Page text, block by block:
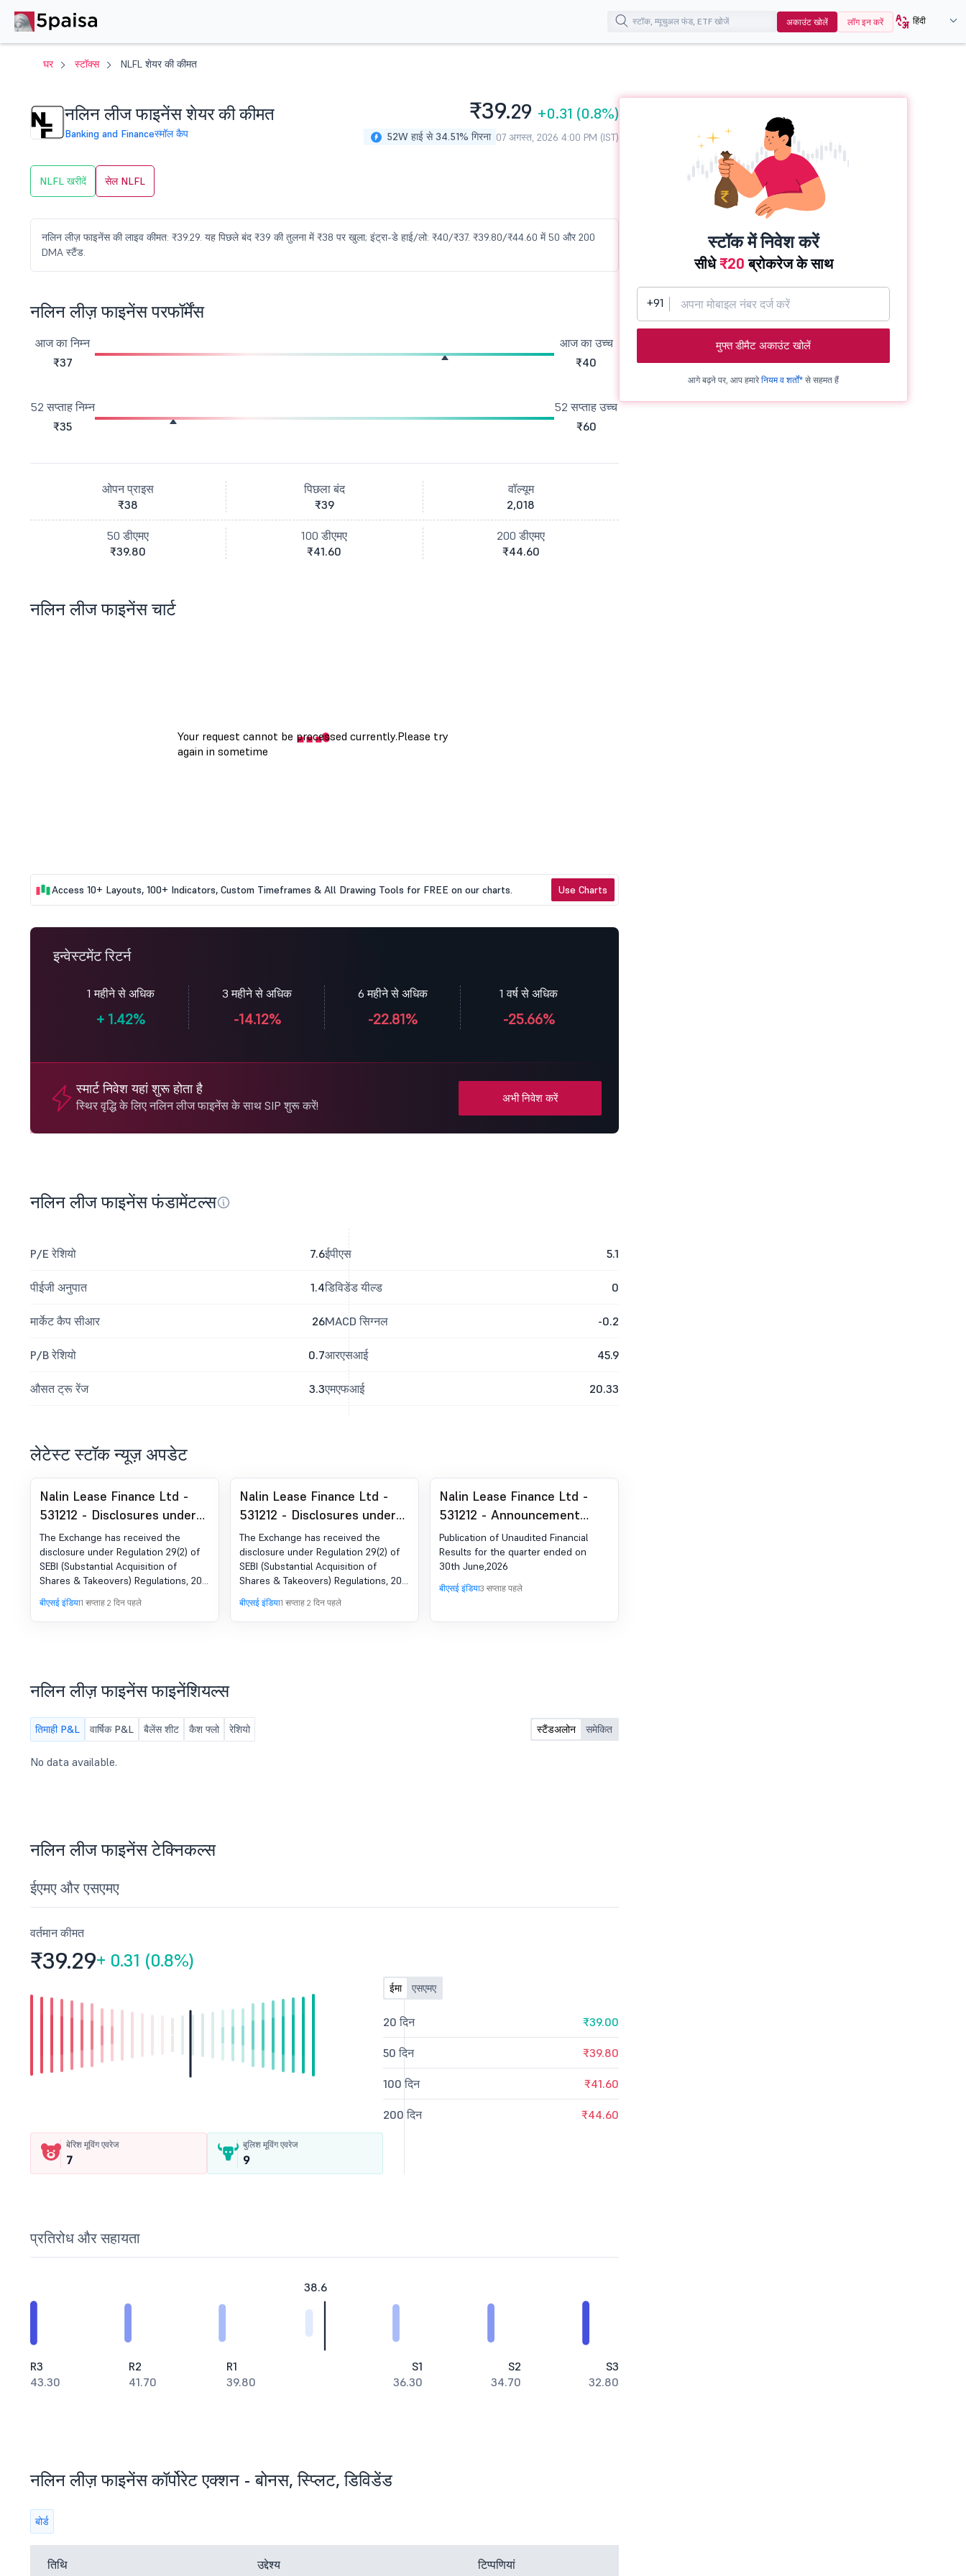
अकाउंट खोलें लॉग इन करें हिंदी
घर स्टॉक्स NLFL शेयर की कीमत
नलिन लीज फाइनेंस शेयर की कीमत
Banking and Financeस्मॉल कैप
₹39.29 +0.31 (0.8%)
52W हाई से 34.51% गिरना 07 अगस्त, 2026 4:00 PM (IST)
NLFL खरीदें सेल NLFL
नलिन लीज़ फाइनेंस की लाइव कीमत: ₹39.29. यह पिछले बंद ₹39 की तुलना में ₹38 पर खुला; इंट्रा-डे हाई/लो: ₹40/₹37. ₹39.80/₹44.60 में 50 और 200
DMA स्टैंड.
नलिन लीज़ फाइनेंस परफॉर्मेंस
आज का निम्न
₹37
आज का उच्च
₹40
52 सप्ताह निम्न
₹35
52 सप्ताह उच्च
₹60
ओपन प्राइस
₹38
पिछला बंद
₹39
वॉल्यूम
2,018
50 डीएमए
₹39.80
100 डीएमए
₹41.60
200 डीएमए
₹44.60
नलिन लीज फाइनेंस चार्ट
Access 10+ Layouts, 100+ Indicators, Custom Timeframes & All Drawing Tools for FREE on our charts. Use Charts
इन्वेस्टमेंट रिटर्न
1 महीने से अधिक
+ 1.42%
3 महीने से अधिक
-14.12%
6 महीने से अधिक
-22.81%
1 वर्ष से अधिक
-25.66%
स्मार्ट निवेश यहां शुरू होता है
स्थिर वृद्धि के लिए नलिन लीज फाइनेंस के साथ SIP शुरू करें!
अभी निवेश करें
नलिन लीज फाइनेंस फंडामेंटल्स
P/E रेशियो 7.6
पीईजी अनुपात 1.4
मार्केट कैप सीआर 26
P/B रेशियो 0.7
औसत ट्रू रेंज 3.3
ईपीएस 5.1
डिविडेंड यील्ड 0
MACD सिग्नल -0.2
आरएसआई 45.9
एमएफआई 20.33
लेटेस्ट स्टॉक न्यूज़ अपडेट
Nalin Lease Finance Ltd -
531212 - Disclosures under
Reg. SEBI (SAST) विनियम, 2011
का 29(2)
The Exchange has received the
disclosure under Regulation 29(2) of
SEBI (Substantial Acquisition of
Shares & Takeovers) Regulations, 2011
for Dilipkumar Gandhi
बीएसई इंडिया1 सप्ताह 2 दिन पहले
Nalin Lease Finance Ltd -
531212 - Disclosures under
Reg. SEBI (SAST) विनियम, 2011
का 29(2)
The Exchange has received the
disclosure under Regulation 29(2) of
SEBI (Substantial Acquisition of
Shares & Takeovers) Regulations, 2011
for Nplus Consultants Pvt Ltd
बीएसई इंडिया1 सप्ताह 2 दिन पहले
Nalin Lease Finance Ltd -
531212 - Announcement
under Regulation 30 (LODR)-
Newspaper Publication
Publication of Unaudited Financial
Results for the quarter ended on
30th June,2026
बीएसई इंडिया3 सप्ताह पहले
नलिन लीज़ फाइनेंस फाइनेंशियल्स
तिमाही P&L वार्षिक P&L बैलेंस शीट कैश फ्लो रेशियो स्टैंडअलोन समेकित
No data available.
नलिन लीज फाइनेंस टेक्निकल्स
ईएमए और एसएमए
वर्तमान कीमत
₹39.29+ 0.31 (0.8%)
बेरिश मूविंग एवरेज
7
बुलिश मूविंग एवरेज
9
ईमा एसएमए
20 दिन ₹39.00
50 दिन ₹39.80
100 दिन ₹41.60
200 दिन ₹44.60
प्रतिरोध और सहायता
38.6
R3
43.30
R2
41.70
R1
39.80
S1
36.30
S2
34.70
S3
32.80
नलिन लीज़ फाइनेंस कॉर्पोरेट एक्शन - बोनस, स्प्लिट, डिविडेंड
बोर्ड
तिथि उद्देश्य टिप्पणियां
स्टॉक में निवेश करें
सीधे₹20ब्रोकरेज के साथ
+91
मुफ्त डीमैट अकाउंट खोलें
आगे बढ़ने पर, आप हमारेनियम व शर्तों* से सहमत हैं